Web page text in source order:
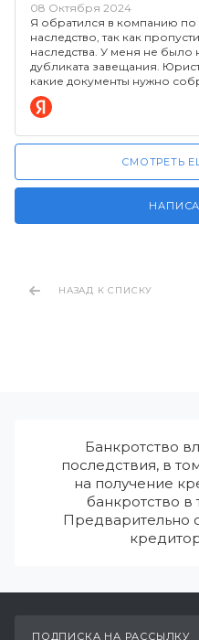
08 Октября 2024
Я обратился в компанию по
наследство, так как
наследства. У меня не было
дубликата завещания.
какие документы нужно
СМОТРЕТЬ
НАЗАД К СПИСКУ
Банкротство
последствия, в
на получение
банкротство в
Предварительно
ПОДПИСКА НА РАССЫЛКУ